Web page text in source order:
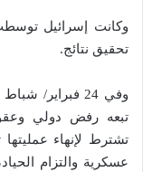
وكانت إسرائيل
تحقيق نتائج.
وفي 24
تبعه رفض دولي
تشترط لإنهاء
عسكرية والتزام